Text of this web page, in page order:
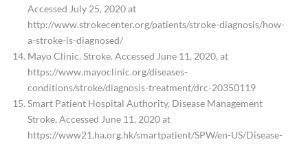
Accessed July 25, 2020 at
http://www.strokecenter.org/patients/stroke-diagnosis/how-
a-stroke-is-diagnosed/
Mayo Clinic. Stroke. Accessed June 11, 2020, at
https://www.mayoclinic.org/diseases-
conditions/stroke/diagnosis-treatment/drc-20350119
Smart Patient Hospital Authority, Disease Management
Stroke, Accessed June 11, 2020 at
https://www21.ha.org.hk/smartpatient/SPW/en-US/Disease-